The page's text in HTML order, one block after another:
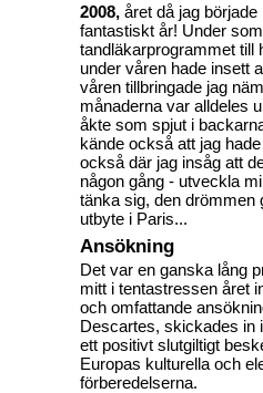
2008, året då jag
fantastiskt år! Under
tandläkarprogrammet till
under våren hade insett
våren tillbringade jag
månaderna var alldeles
åkte som spjut i
kände också att jag
också där jag insåg att
någon gång - utveckla
tänka sig, den drömmen
utbyte i Paris...
Ansökning
Det var en ganska lång
mitt i tentastressen året
och omfattande
Descartes, skickades in
ett positivt slutgiltigt
Europas kulturella och
förberedelserna.